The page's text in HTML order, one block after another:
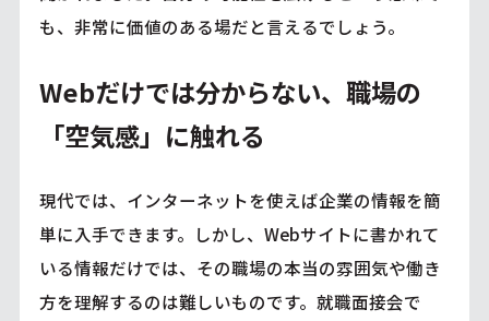
も、非常に価値のある場だと言えるでしょう。
Webだけでは分からない、職場の
「空気感」に触れる
現代では、インターネットを使えば企業の情報を簡
単に入手できます。しかし、Webサイトに書かれて
いる情報だけでは、その職場の本当の雰囲気や働き
方を理解するのは難しいものです。就職面接会で